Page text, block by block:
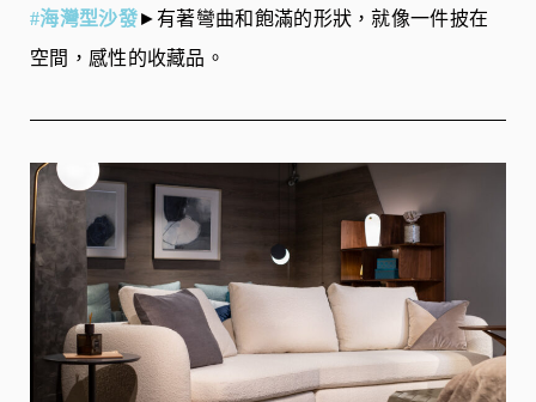
#海灣型沙發►有著彎曲和飽滿的形狀，就像一件披在
空間，感性的收藏品。